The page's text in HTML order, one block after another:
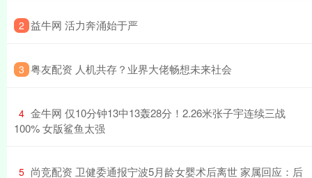
2 ​益牛网 活力奔涌始于严
3 ​粤友配资 人机共存？业界大佬畅想未来社会
4 ​金牛网 仅10分钟13中13轰28分！2.26米张子宇连续三战
100% 女版鲨鱼太强
5 ​尚竞配资 卫健委通报宁波5月龄女婴术后离世 家属回应：后